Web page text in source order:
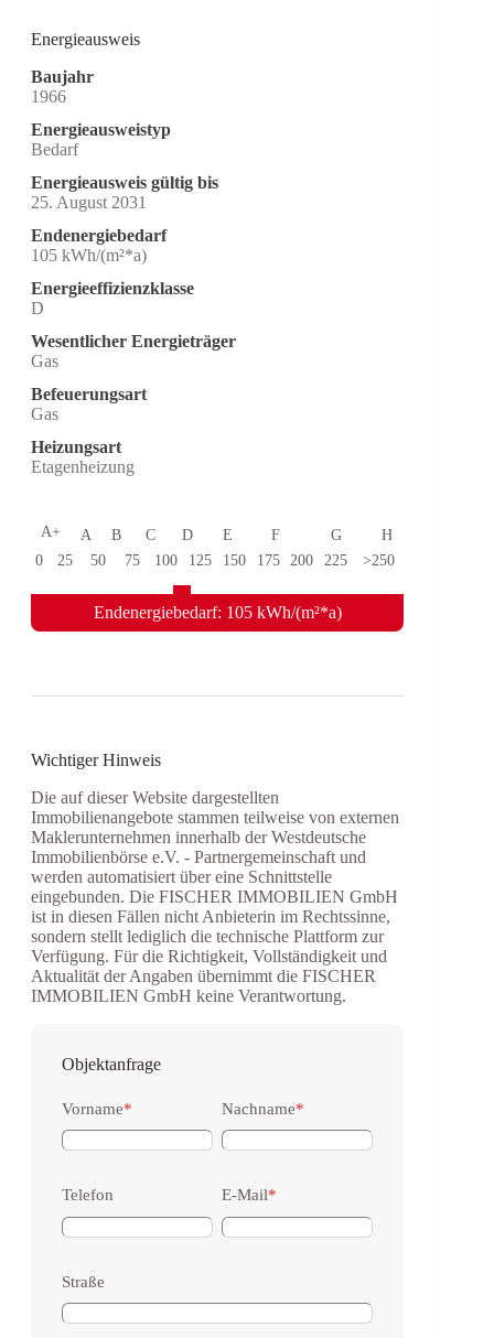
Energieausweis
Baujahr
1966
Energieausweistyp
Bedarf
Energieausweis gültig bis
25. August 2031
Endenergiebedarf
105 kWh/(m²*a)
Energieeffizienzklasse
D
Wesentlicher Energieträger
Gas
Befeuerungsart
Gas
Heizungsart
Etagenheizung
A+ A B C D E F G
H
0
25 50 75 100 125 150 175 200 225 >250
Endenergiebedarf: 105 kWh/(m²*a)
Wichtiger Hinweis
Die auf dieser Website dargestellten
Immobilienangebote stammen teilweise von externen
Maklerunternehmen innerhalb der Westdeutsche
Immobilienbörse e.V. - Partnergemeinschaft und
werden automatisiert über eine Schnittstelle
eingebunden. Die FISCHER IMMOBILIEN GmbH
ist in diesen Fällen nicht Anbieterin im Rechtssinne,
sondern stellt lediglich die technische Plattform zur
Verfügung. Für die Richtigkeit, Vollständigkeit und
Aktualität der Angaben übernimmt die FISCHER
IMMOBILIEN GmbH keine Verantwortung.
Objektanfrage
Vorname* Nachname*
Telefon E-Mail*
Straße